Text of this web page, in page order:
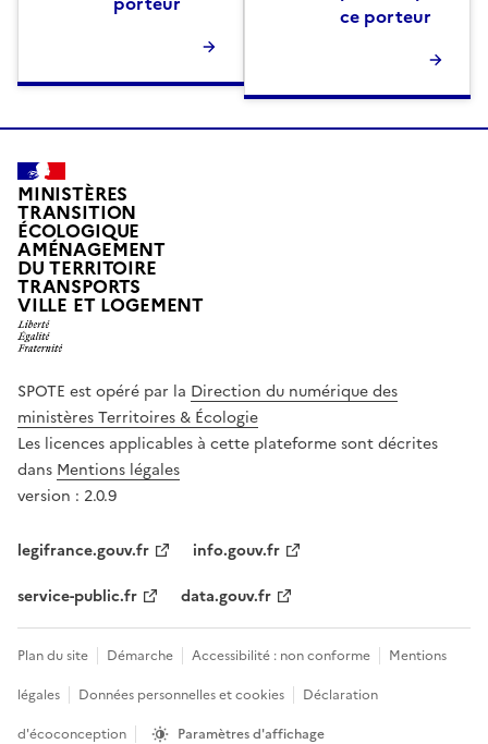
ce porteur
MINISTÈRES
TRANSITION
ÉCOLOGIQUE
AMÉNAGEMENT
DU TERRITOIRE
TRANSPORTS
VILLE ET LOGEMENT
SPOTE est opéré par la Direction du numérique des
ministères Territoires & Écologie
Les licences applicables à cette plateforme sont décrites
dans Mentions légales
version : 2.0.9
legifrance.gouv.fr
info.gouv.fr
service-public.fr
data.gouv.fr
Plan du site Démarche Accessibilité : non conforme
Mentions
légales
Données personnelles et cookies
Déclaration
d'écoconception
Paramètres d'affichage